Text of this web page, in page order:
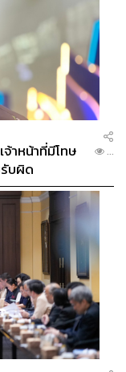
าหน้าที่มีโทษ
บผิด
...